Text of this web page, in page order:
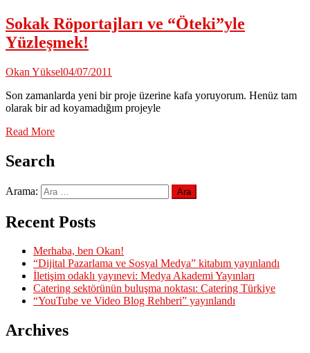
Sokak Röportajları ve “Öteki”yle
Yüzleşmek!
Okan Yüksel04/07/2011
Son zamanlarda yeni bir proje üzerine kafa yoruyorum. Henüz tam
olarak bir ad koyamadığım projeyle
Read More
Search
Arama:
Recent Posts
Merhaba, ben Okan!
“Dijital Pazarlama ve Sosyal Medya” kitabım yayınlandı
İletişim odaklı yayınevi: Medya Akademi Yayınları
Catering sektörünün buluşma noktası: Catering Türkiye
“YouTube ve Video Blog Rehberi” yayınlandı
Archives